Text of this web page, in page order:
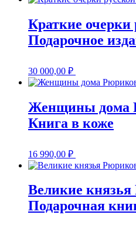
Краткие очерки
Подарочное
30 000,00 ₽
Женщины дома
Книга в коже
16 990,00 ₽
Великие
Подарочная